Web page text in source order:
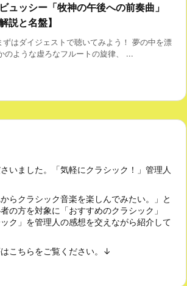
ュッシー「牧神の午後への前奏曲」
解説と名盤】
ずはダイジェストで聴いてみよう！ 夢の中を漂
のような虚ろなフルートの旋律、 ...
いました。「気軽にクラシック！」管理人
らクラシック音楽を楽しんでみたい。」と
の方を対象に「おすすめのクラシック」
ック」を管理人の感想を交えながら紹介して
こちらをご覧ください。↓